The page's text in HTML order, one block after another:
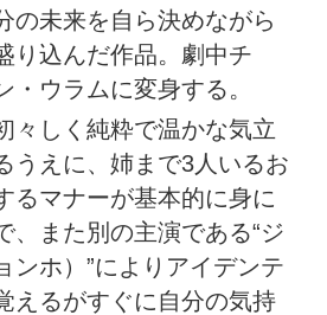
の未来を自ら決めながら
り込んだ作品。劇中チ
・ウラムに変身する。
々しく純粋で温かな気立
うえに、姉まで3人いるお
るマナーが基本的に身に
、また別の主演である“ジ
ンホ）”によりアイデンテ
えるがすぐに自分の気持